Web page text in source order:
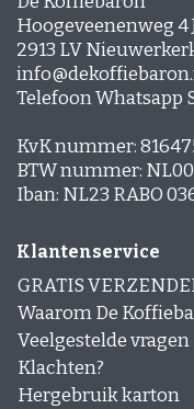
Hoogeveenenweg 4
2913 LV
Telefoon Whatsapp
KvK nummer:
BTW nummer:
Iban: NL23 RABO
Klantenservice
GRATIS
Waarom De
Veelgestelde vragen
Klachten?
Hergebruik karton